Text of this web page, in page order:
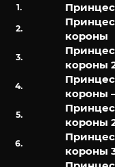
короны
короны
короны
короны
короны